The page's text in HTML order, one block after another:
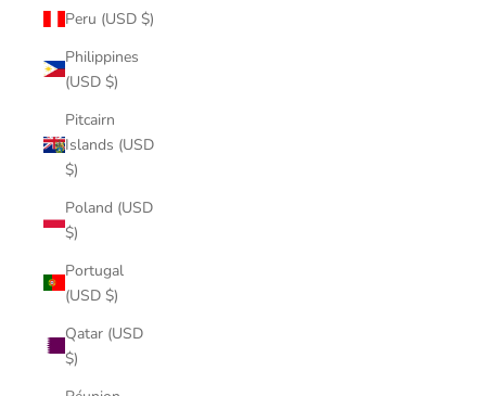
Peru (USD $)
Philippines
(USD $)
Pitcairn
Islands (USD
$)
Poland (USD
$)
Portugal
(USD $)
Qatar (USD
$)